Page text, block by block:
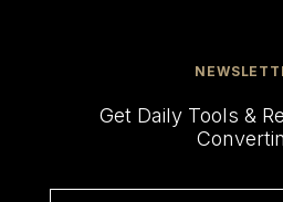
Get Daily Tools &